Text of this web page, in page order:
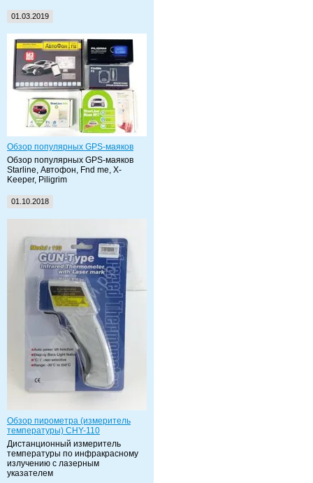
01.03.2019
Обзор популярных GPS-маяков
Обзор популярных GPS-маяков
Starline, Автофон, Fnd me, X-
Keeper, Piligrim
01.10.2018
Обзор пирометра (измеритель
температуры) CHY-110
Дистанционный измеритель
температуры по инфракрасному
излучению с лазерным
указателем